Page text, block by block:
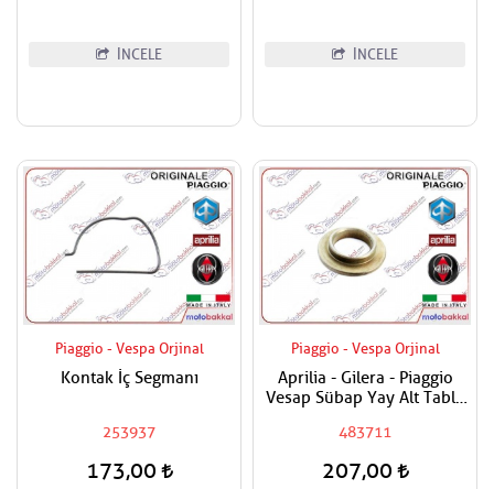
İNCELE İNCELE
Piaggio - Vespa Orjinal
Kontak İç Segmanı
253937
173,00
Piaggio - Vespa Orjinal
Aprilia - Gilera - Piaggio
Vesap Sübap Yay Alt Tabla
483711
207,00